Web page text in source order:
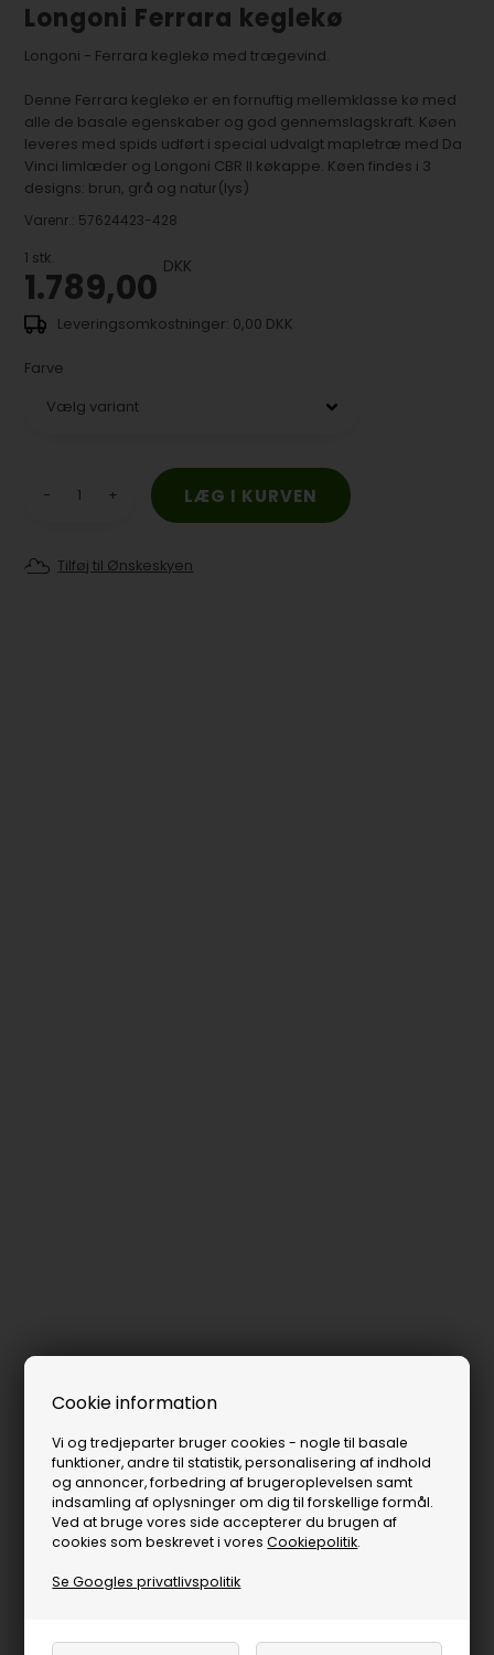
Cookie information
Vi og tredjeparter bruger cookies - nogle til basale
funktioner, andre til statistik, personalisering af indhold
og annoncer, forbedring af brugeroplevelsen samt
indsamling af oplysninger om dig til forskellige formål.
Ved at bruge vores side accepterer du brugen af
cookies som beskrevet i voresCookiepolitik.
Se Googles privatlivspolitik
Longoni Ferrara keglekø
Longoni - Ferrara keglekø med trægevind.
Denne Ferrara keglekø er en fornuftig mellemklasse kø med
alle de basale egenskaber og god gennemslagskraft. Køen
leveres med spids udført i special udvalgt mapletræ med Da
Vinci limlæder og Longoni CBR II køkappe. Køen findes i 3
designs: brun, grå og natur(lys)
Varenr.: 57624423-428
1 stk.
1.789,00 DKK
0,00 DKK
Farve
- +
Tilføj til Ønskeskyen